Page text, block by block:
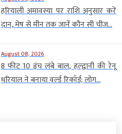
हरियाली अमावस्या पर राशि अनुसार करें
दान, मेष से मीन तक जानें कौन सी चीज...
August 08, 2026
8 फीट 10 इंच लंबे बाल, हल्द्वानी की रेनू
धरियाल ने बनाया वर्ल्ड रिकॉर्ड; लोग...